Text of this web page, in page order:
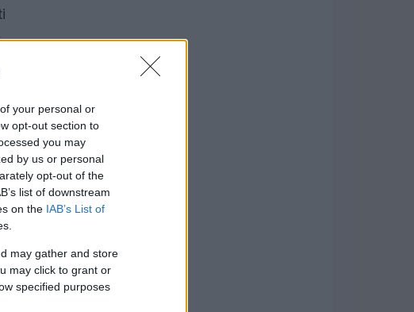
your personal or
opt-out section to
you may
by us or personal
opt-out of the
list of downstream
on the IAB’s List of
may gather and store
may click to grant or
specified purposes